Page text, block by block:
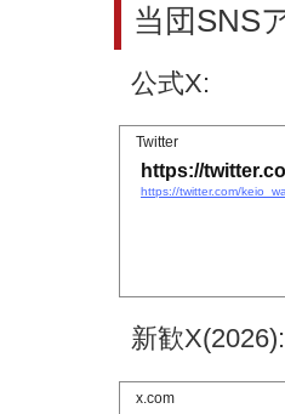
当団SNS
公式X:
Twitter
https://
https://twitter.com/
新歓X(2026):
x.com